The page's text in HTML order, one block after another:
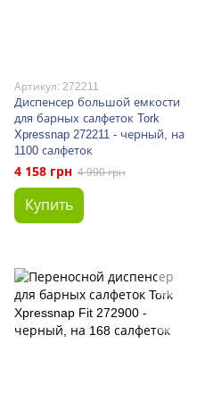
Артикул: 272211
Диспенсер большой емкости
для барных салфеток Tork
Xpressnap 272211 - черный, на
1100 салфеток
4 158 грн 4 990 грн
Купить